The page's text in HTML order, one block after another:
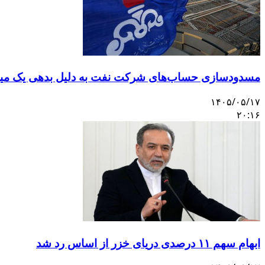
مسدودسازی حساب‌های شرکت نفت به دلیل بدهی یک
۱۴۰۵/۰۵/۱۷
۲۰:۱۶
ابهام سهم ۱۱ درصدی دریای خزر از اساس رد شد